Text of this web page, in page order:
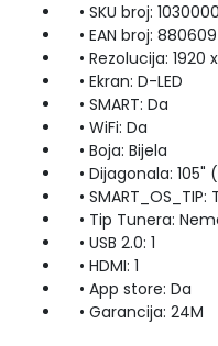
• SKU broj:
• EAN broj:
• Rezolucija: 1920
• Ekran: D-LED
• SMART: Da
• WiFi: Da
• Boja: Bijela
• Dijagonala: 105"
• SMART_OS_TIP:
• Tip Tunera:
• USB 2.0: 1
• HDMI: 1
• App store: Da
• Garancija: 24M